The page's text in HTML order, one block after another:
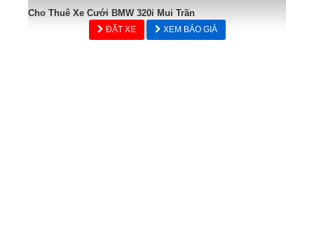
Cho Thuê Xe Cưới BMW 320i Mui Trần
ĐẶT XE XEM BÁO GIÁ